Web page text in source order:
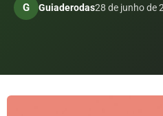
G Guiaderodas28 de junho de